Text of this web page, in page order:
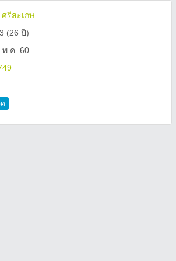
ศรีสะเกษ
(26 ปี)
พ.ค. 60